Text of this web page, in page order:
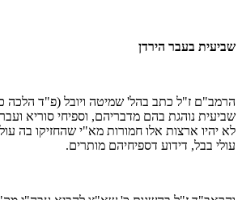
שביעית בעבר הירדן
הרמב"ם ז"ל כתב בהל' שמיטה ויובל (פ"ד הלכה
שביעית נוהגת בהם מדבריהם, וספיחי סוריא
לא יהיו ארצות אלו חמורות מא"י שהחזיקו בה
עולי בבל, דידוע דספיחיהם מותרים.